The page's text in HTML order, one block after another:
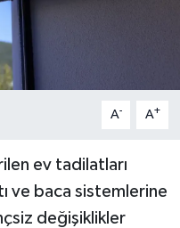
A- A+
ev tadilatları
ve baca sistemlerine
değişiklikler